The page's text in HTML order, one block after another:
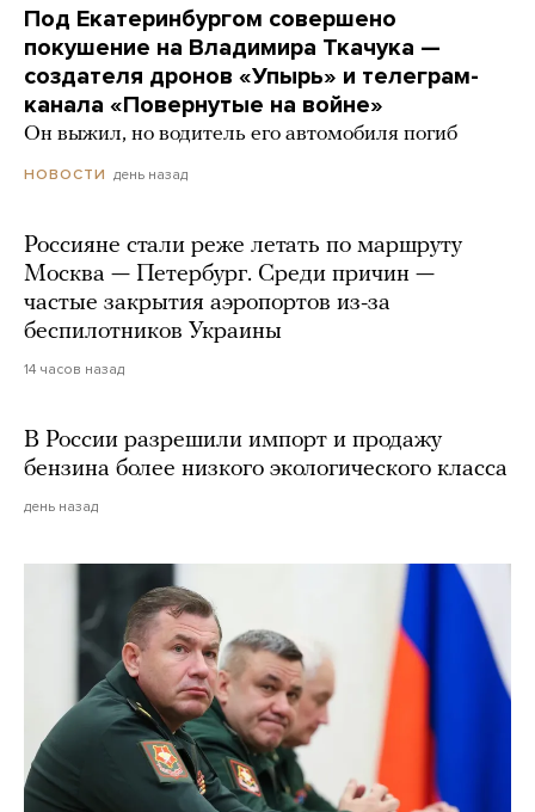
Под Екатеринбургом совершено
покушение на Владимира Ткачука —
создателя дронов «Упырь» и телеграм-
канала «Повернутые на войне»
Он выжил, но водитель его автомобиля погиб
НОВОСТИ день назад
Россияне стали реже летать по маршруту
Москва — Петербург. Среди причин —
частые закрытия аэропортов из-за
беспилотников Украины
14 часов назад
В России разрешили импорт и продажу
бензина более низкого экологического класса
день назад